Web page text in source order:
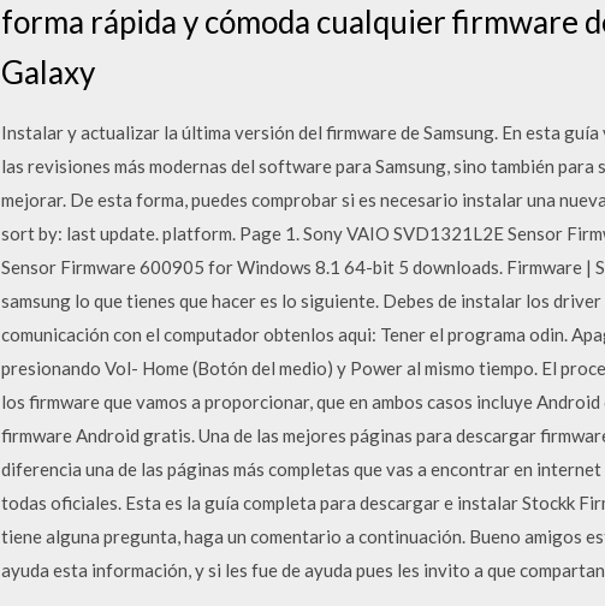
forma rápida y cómoda cualquier firmware
Galaxy
Instalar y actualizar la última versión del firmware de Samsung. En esta
las revisiones más modernas del software para Samsung, sino también
mejorar. De esta forma, puedes comprobar si es necesario instalar una
sort by: last update. platform. Page 1. Sony VAIO SVD1321L2E Sensor
Sensor Firmware 600905 for Windows 8.1 64-bit 5 downloads. Firmware |
samsung lo que tienes que hacer es lo siguiente. Debes de instalar los
comunicación con el computador obtenlos aqui: Tener el programa odin.
presionando Vol- Home (Botón del medio) y Power al mismo tiempo. El
los firmware que vamos a proporcionar, que en ambos casos incluye
firmware Android gratis. Una de las mejores páginas para descargar
diferencia una de las páginas más completas que vas a encontrar en
todas oficiales. Esta es la guía completa para descargar e instalar Stockk
tiene alguna pregunta, haga un comentario a continuación. Bueno amigos
ayuda esta información, y si les fue de ayuda pues les invito a que